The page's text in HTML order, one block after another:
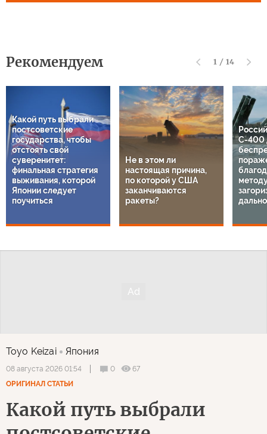
Рекомендуем 1 / 14
Какой путь выбрали
постсоветские
государства, чтобы
отстоять свой
суверенитет:
финальная стратегия
выживания, которой
Японии следует
поучиться
Не в этом ли
настоящая причина,
по которой у США
заканчиваются
ракеты?
С-400
Toyo Keizai Япония
08 августа 2026 01:54 0
67
ОРИГИНАЛ СТАТЬИ
Какой путь выбрали